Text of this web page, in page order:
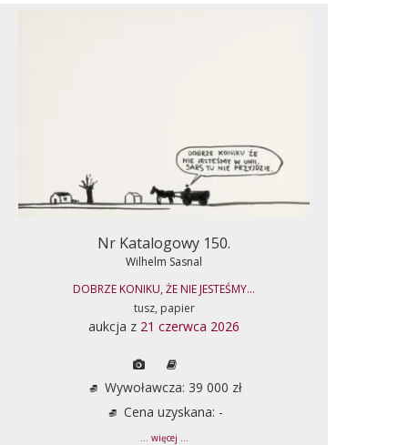
Nr Katalogowy 150.
Wilhelm Sasnal
DOBRZE KONIKU, ŻE NIE JESTEŚMY...
tusz, papier
aukcja z 21 czerwca 2026
Wywoławcza: 39 000 zł
Cena uzyskana: -
... więcej ...